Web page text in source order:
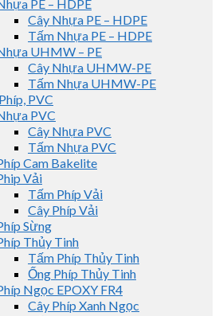
PE – HDPE
Cây Nhựa PE – HDPE
Tấm Nhựa PE – HDPE
UHMW – PE
Cây Nhựa UHMW-PE
Tấm Nhựa UHMW-PE
PVC
PVC
Cây Nhựa PVC
Tấm Nhựa PVC
Cam Bakelite
Vải
Tấm Phíp Vải
Cây Phíp Vải
Sừng
Thủy Tinh
Tấm Phíp Thủy Tinh
Ống Phíp Thủy Tinh
Ngọc EPOXY FR4
Cây Phíp Xanh Ngọc